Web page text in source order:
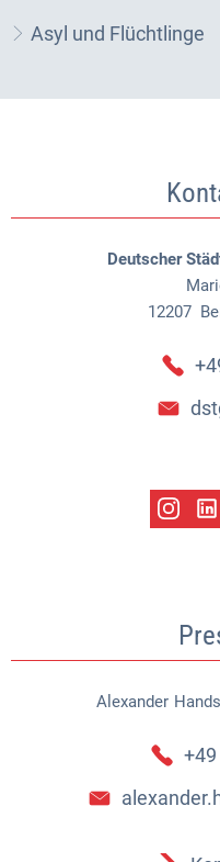
Asyl und Flüchtlinge
Deutscher
12207
Alexander